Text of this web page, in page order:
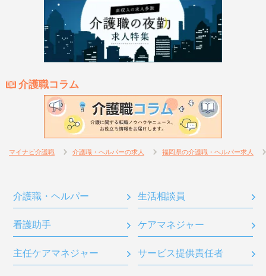
介護職コラム
マイナビ介護職 介護職・ヘルパーの求人 福岡県の介護職・ヘルパー求人
介護職・ヘルパー 生活相談員
看護助手 ケアマネジャー
主任ケアマネジャー サービス提供責任者